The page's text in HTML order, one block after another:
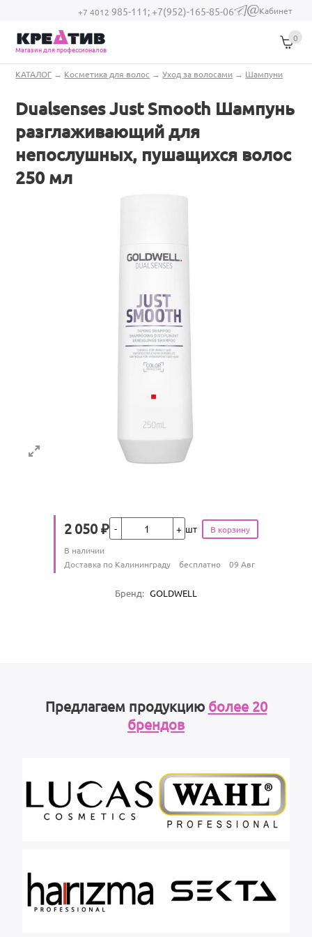
Перейти к основному содержанию
+7 4012 985-111;+7(952)-165-85-06
(link sends e-
Кабинет
Магазин для профессионалов
0
Вы здесь
КАТАЛОГ → Косметика для волос →Уход за волосами → Шампуни
Dualsenses Just Smooth Шампунь
разглаживающий для
непослушных, пушащихся волос
250 мл
Цена
2 050 ₽Кол-во шт
Количество
В наличии
Условия доставки
Доставка по Калининграду бесплатно 09 Авг
Характеристики
Бренд: GOLDWELL
Предлагаем продукцию более 20
брендов